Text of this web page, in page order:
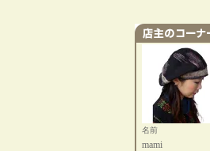
名前
mami